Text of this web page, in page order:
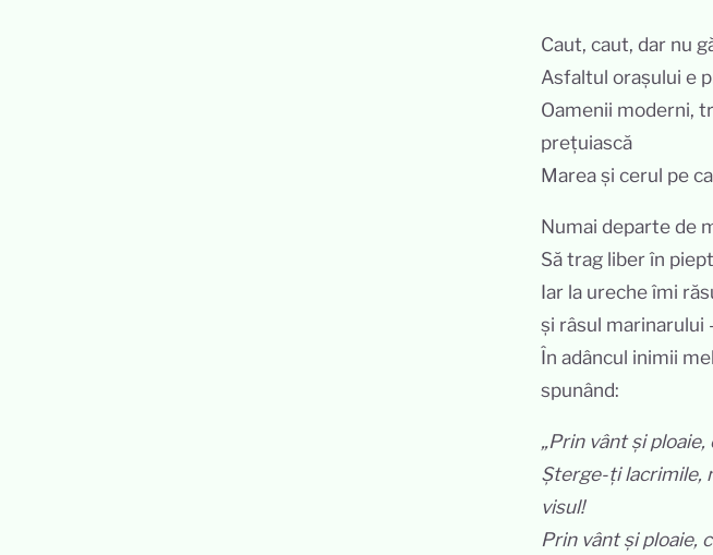
Caut, caut, dar nu
Asfaltul orașului e
Oamenii moderni,
prețuiască
Marea și cerul pe
Numai departe de
Să trag liber în
Iar la ureche îmi
și râsul marinarului
În adâncul inimii
spunând:
„Prin vânt și
Șterge-ți lacrimile,
visul!
Prin vânt și ploaie,